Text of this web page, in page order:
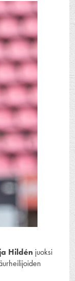
Hildén juoksi